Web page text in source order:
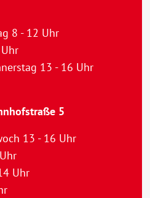
8 - 12 Uhr
13 - 16 Uhr
5
13 - 16 Uhr
Uhr